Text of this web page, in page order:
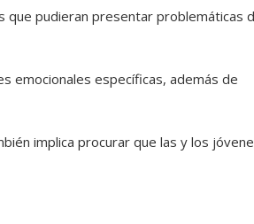
que pudieran presentar problemáticas
emocionales específicas, además de
implica procurar que las y los